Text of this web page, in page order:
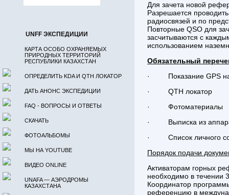
UNFF ЭКСПЕДИЦИИ
КАРТА ОСОБО ОХРАНЯЕМЫХ
ПРИРОДНЫХ ТЕРРИТОРИЙ
РЕСПУБЛИКИ КАЗАХСТАН
ОПРЕДЕЛИТЬ KDA И QTH ЛОКАТОР
ДАТЬ АНОНС ЭКСПЕДИЦИИ
FAQ - ВОПРОСЫ И ОТВЕТЫ
СКАЧАТЬ
ФОТОАЛЬБОМЫ
МЫ НА YOUTUBE
ВИДЕО ONLINE
UNAFA — АЭРОДРОМЫ
КАЗАХСТАНА
Для зачета новой
Разрешается
радиосвязей и по
Повторные QSO для
засчитываются с
использованием
Обязательный
· Показание GPS
· QTH локатор
· Фотоматериалы
· Выписка из
· Список личного
Порядок подачи
Активаторам горных
необходимо в течении
Координатор
референцию в